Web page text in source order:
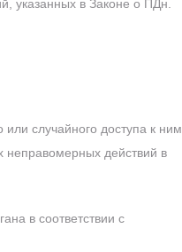
указанных в Законе о ПДн.
случайного доступа к ним,
неправомерных действий в
в соответствии с